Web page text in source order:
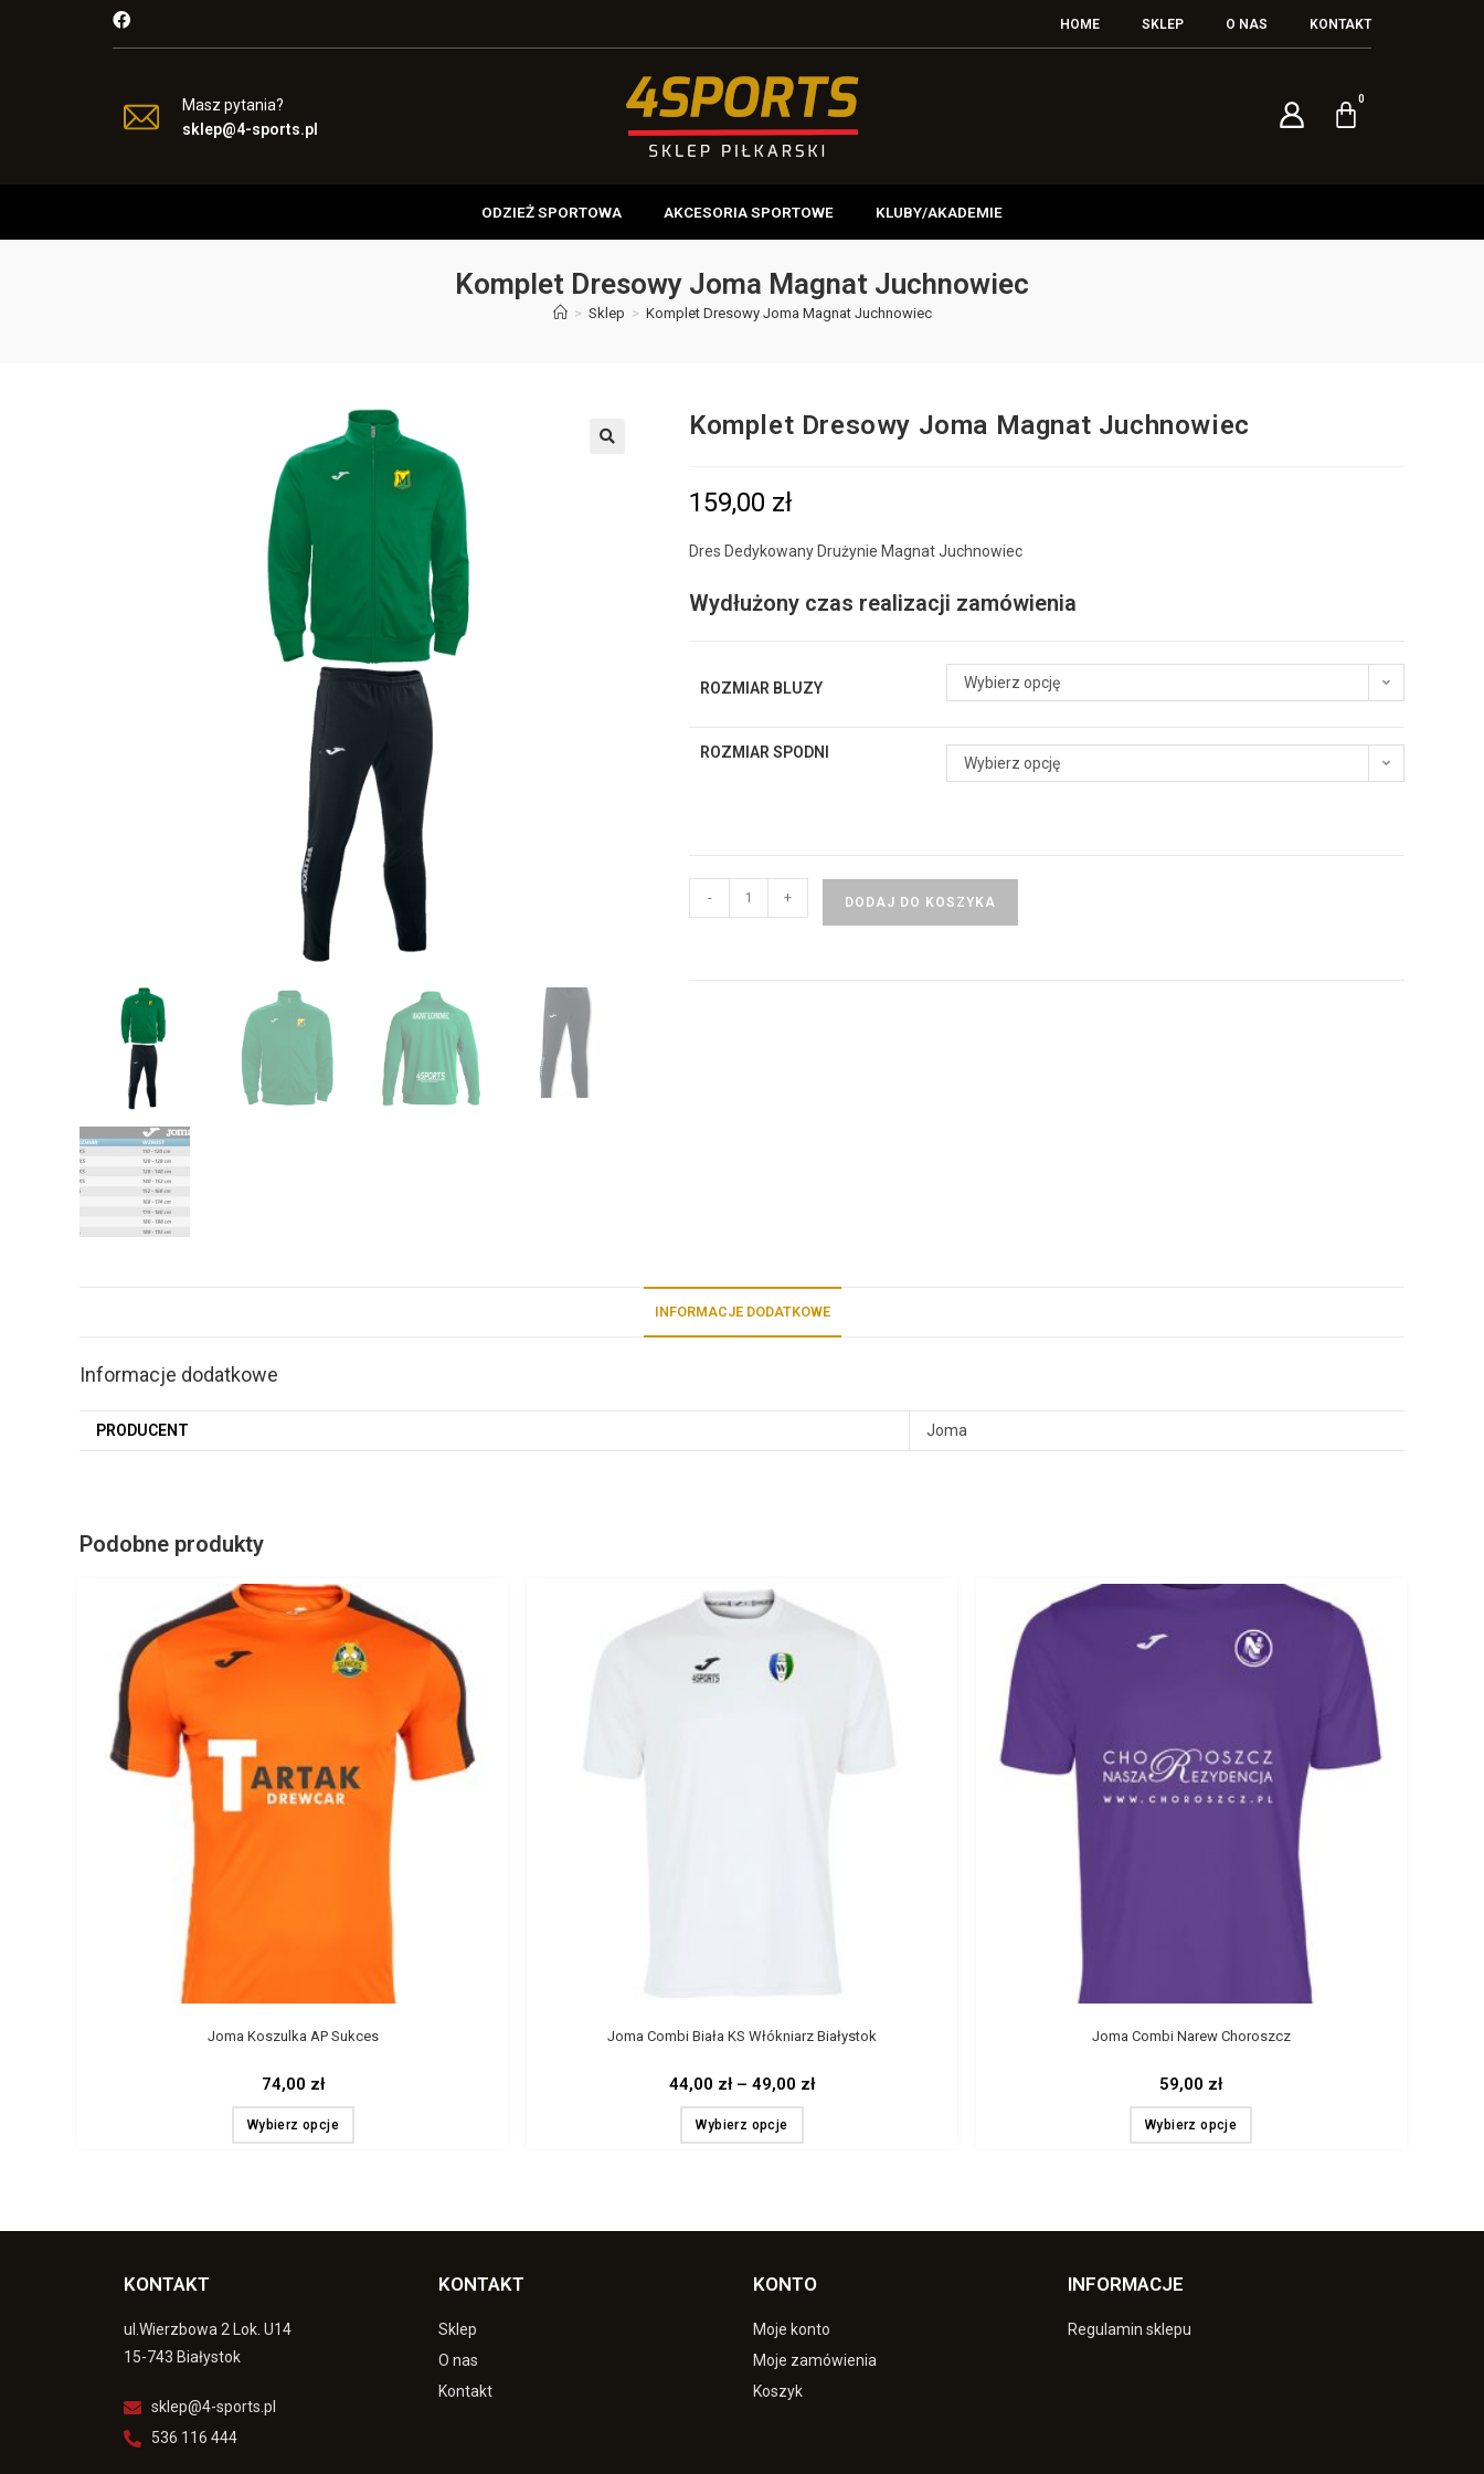
HOME SKLEP O NAS KONTAKT
Masz pytania?
sklep@4-sports.pl
ODZIEŻ SPORTOWA AKCESORIA SPORTOWE KLUBY/AKADEMIE
Komplet Dresowy Joma Magnat Juchnowiec
> Sklep > Komplet Dresowy Joma Magnat Juchnowiec
Komplet Dresowy Joma Magnat Juchnowiec
159,00 zł
Dres Dedykowany Drużynie Magnat Juchnowiec
Wydłużony czas realizacji zamówienia
ROZMIAR BLUZY Wybierz opcję
ROZMIAR SPODNI
Wybierz opcję
- + DODAJ DO KOSZYKA
INFORMACJE DODATKOWE
Informacje dodatkowe
PRODUCENT Joma
Podobne produkty
Joma Koszulka AP Sukces
74,00 zł
Wybierz opcje
Joma Combi Biała KS Włókniarz Białystok
44,00 zł– 49,00 zł
Wybierz opcje
Joma Combi Narew Choroszcz
59,00 zł
Wybierz opcje
KONTAKT
ul.Wierzbowa 2 Lok. U14
15-743 Białystok
sklep@4-sports.pl
536 116 444
KONTAKT
Sklep
O nas
Kontakt
KONTO
Moje konto
Moje zamówienia
Koszyk
INFORMACJE
Regulamin sklepu